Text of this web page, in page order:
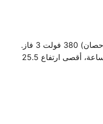
طلمبة هايبر فلو 2.2 كيلوواط (3 حصان) 380 فولت 3 فاز.
ضمان سنة. أقصى تدفق 95 م3/ساعة، أقصى ارتفاع 25.5